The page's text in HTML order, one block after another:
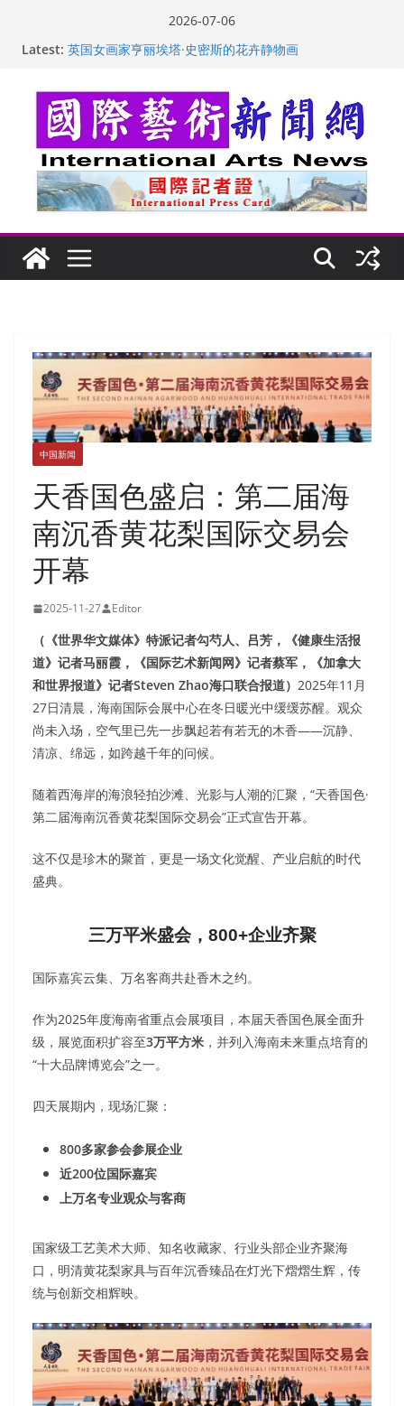
2026-07-06
Latest: “梵心”归处：一场展览 连着攀枝花的千里乡愁
美国人
玛丽安娜·卡拉切娃的绘画：幽默和难以言喻的快乐
苏方 ：“字”得其乐
中国新闻
天香国色盛启：第二届海
南沉香黄花梨国际交易会
开幕
2025-11-27 Editor
（《世界华文媒体》特派记者勾芍人、吕芳，《健康生活报
道》记者马丽霞，《国际艺术新闻网》记者蔡军，《加拿大
和世界报道》记者Steven Zhao海口联合报道） 2025年11月
27日清晨，海南国际会展中心在冬日暖光中缓缓苏醒。观众
尚未入场，空气里已先一步飘起若有若无的木香——沉静、
清凉、绵远，如跨越千年的问候。
随着西海岸的海浪轻拍沙滩、光影与人潮的汇聚，“天香国色·
第二届海南沉香黄花梨国际交易会”正式宣告开幕。
这不仅是珍木的聚首，更是一场文化觉醒、产业启航的时代
盛典。
三万平米盛会，800+企业齐聚
国际嘉宾云集、万名客商共赴香木之约。
作为2025年度海南省重点会展项目，本届天香国色展全面升
级，展览面积扩容至3万平方米 ，并列入海南未来重点培育的
“十大品牌博览会”之一。
四天展期内，现场汇聚：
800多家参会参展企业
近200位国际嘉宾
上万名专业观众与客商
国家级工艺美术大师、知名收藏家、行业头部企业齐聚海
口，明清黄花梨家具与百年沉香臻品在灯光下熠熠生辉，传
统与创新交相辉映。